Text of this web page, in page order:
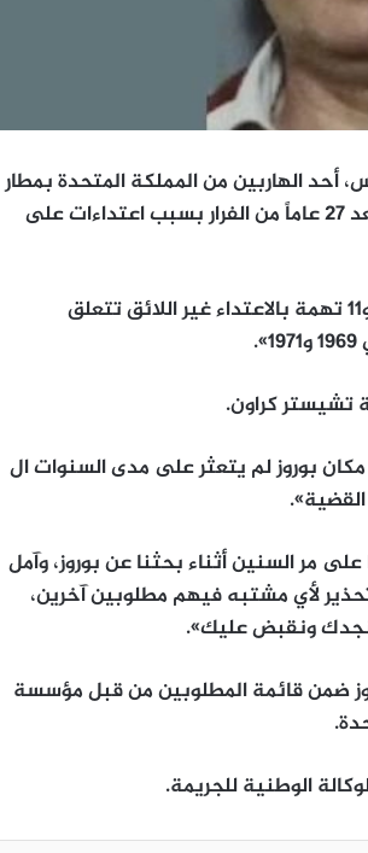
جون رمزي بوروز، (80 عاماً)، الخميس، أحد الهاربين من المملكة المتحدة بمطار
هيثرو بلندن بعد عودته إلى المملكة المتحدة من تايلاند، بعد 27 عاماً من الفرار بسبب اعتداءات على
وقالت شرطة تشيشاير: «تم اتهام بوروز بتهمتين خطِرتين، و11 تهمة بالاعتداء غير اللائق تتعلق
تشيستر كراون.
بوروز لم يتعثر على مدى السنوات ال
مر السنين أثناء بحثنا عن بوروز، وآمل
لأي مشتبه فيهم مطلوبين آخرين،
ونقبض عليك».
ضمن قائمة المطلوبين من قبل مؤسسة
الوطنية للجريمة.